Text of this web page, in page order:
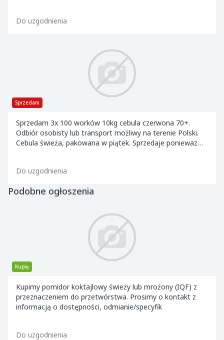
Do uzgodnienia
Sprzedam
Sprzedam 3x 100 worków 10kg cebula czerwona 70+.
Odbiór osobisty lub transport możliwy na terenie Polski.
Cebula świeża, pakowana w piątek. Sprzedaje poniewaz
Do uzgodnienia
Podobne ogłoszenia
Kupię
Kupimy pomidor koktajlowy świeży lub mrożony (IQF) z
przeznaczeniem do przetwórstwa. Prosimy o kontakt z
informacją o dostępności, odmianie/specyfik
Do uzgodnienia